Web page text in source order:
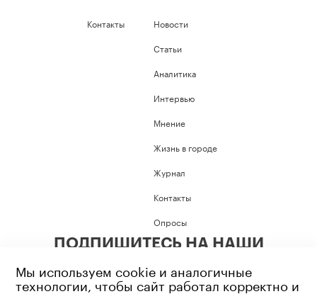
Контакты
Новости
Статьи
Аналитика
Интервью
Мнение
Жизнь в городе
Журнал
Контакты
Опросы
ПОДПИШИТЕСЬ НА НАШИ
Мы используем cookie и аналогичные
технологии, чтобы сайт работал корректно и